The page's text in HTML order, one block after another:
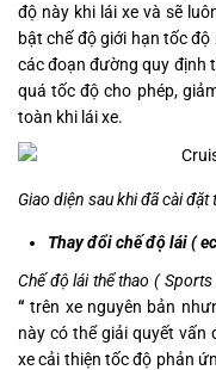
độ này khi lái xe và sẽ
bật chế độ giới hạn tốc
các đoạn đường quy định
quá tốc độ cho phép,
toàn khi lái xe.
Giao diện sau khi đã cài đặt
Thay đổi chế độ lái (
Chế độ lái thể thao ( Sports
“ trên xe nguyên bản
này có thể giải quyết vấn
xe cải thiện tốc độ phản